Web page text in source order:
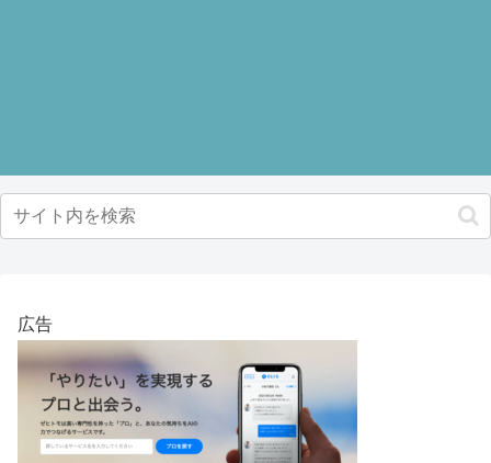
広告